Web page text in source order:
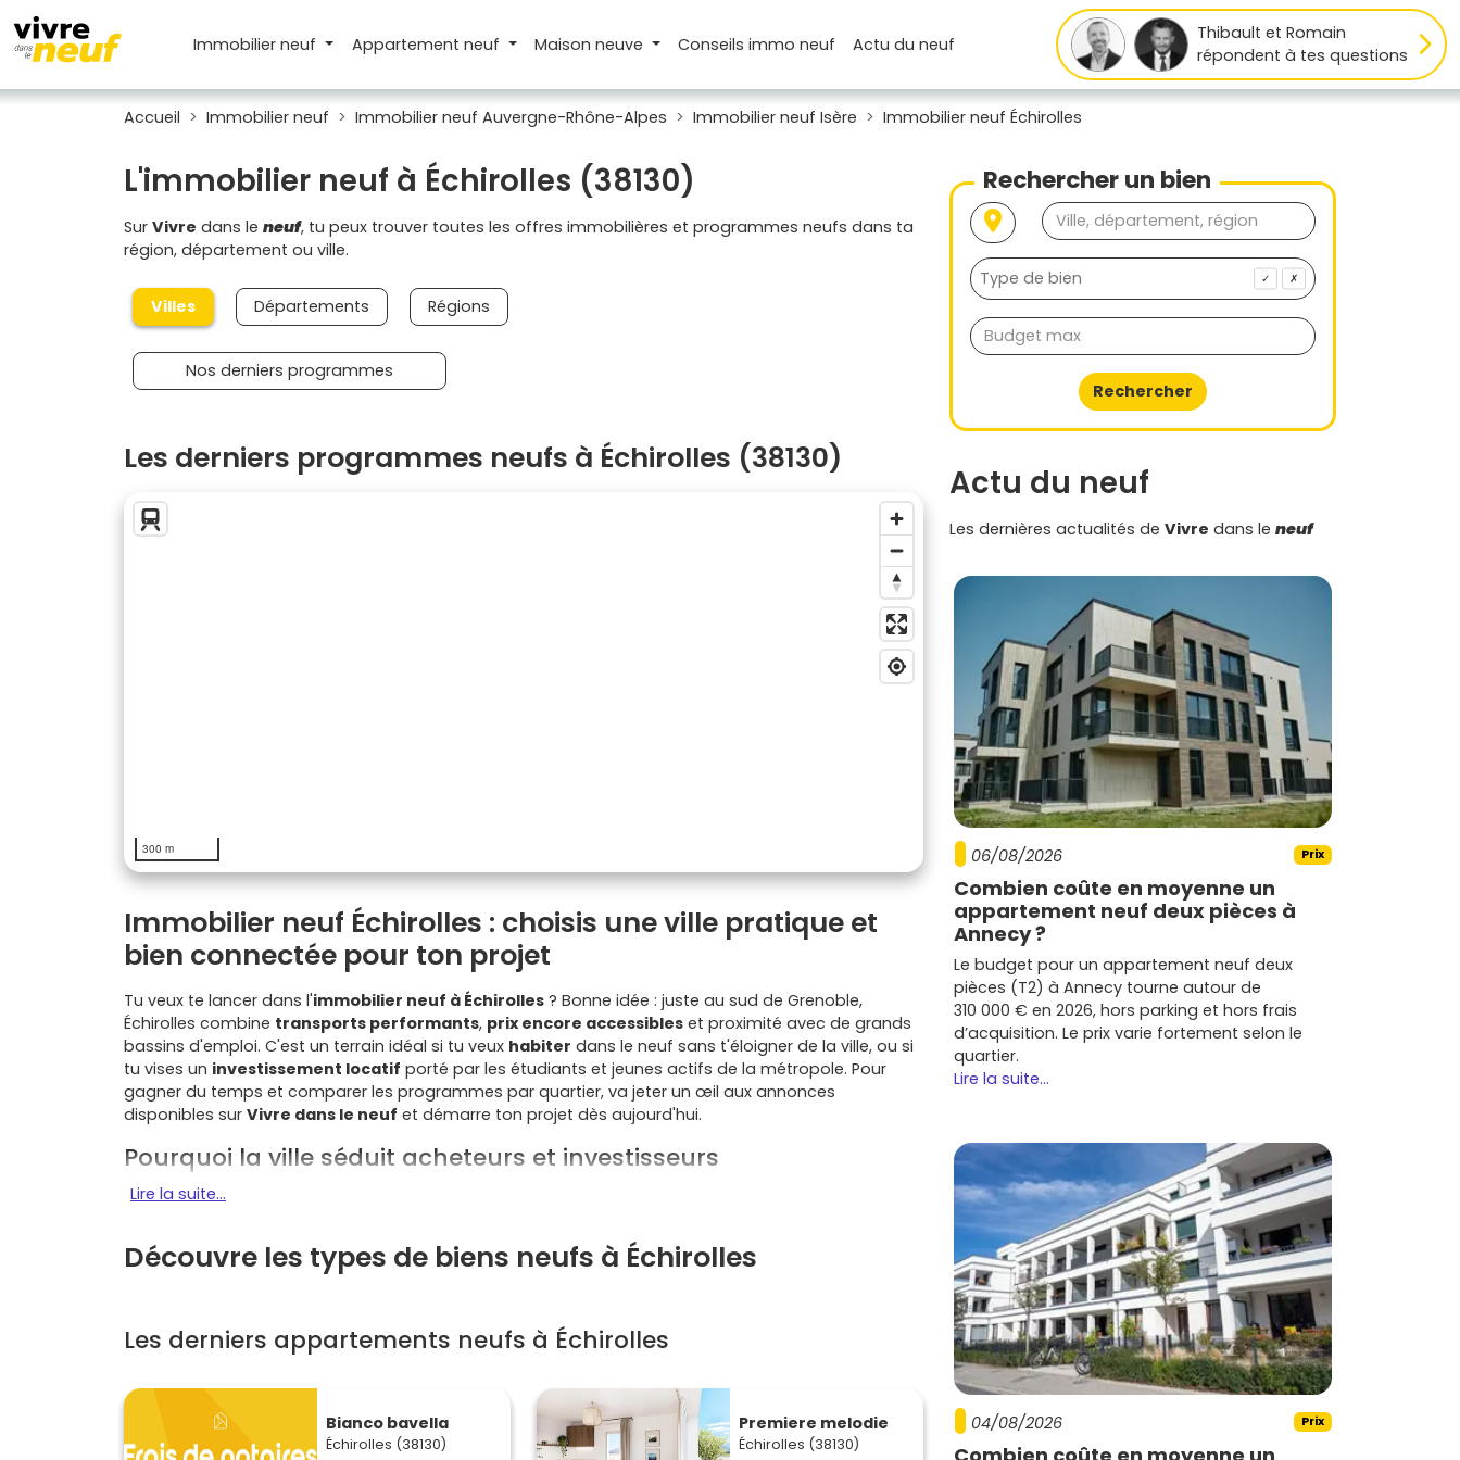
Immobilier neuf Appartement neuf Maison neuve Conseilsimmo neuf Actudu neuf
Thibault et Romain
répondent à tes questions
Accueil Immobilier neuf Immobilier neuf Auvergne-Rhône-Alpes Immobilier neuf Isère Immobilier neuf Échirolles
L'immobilier neuf à Échirolles (38130)
Sur Vivre dans le neuf, tu peux trouver toutes les offres immobilières et programmes neufs dans ta
région, département ou ville.
Villes Départements Régions
Nos derniers programmes
Les derniers programmes neufs à Échirolles (38130)
300 m
Immobilier neuf Échirolles : choisis une ville pratique et
bien connectée pour ton projet
Tu veux te lancer dans l'immobilier neuf à Échirolles ? Bonne idée : juste au sud de Grenoble,
Échirolles combine transports performants, prix encore accessibles et proximité avec de grands
bassins d'emploi. C'est un terrain idéal si tu veux habiter dans le neuf sans t'éloigner de la ville, ou si
tu vises un investissement locatif porté par les étudiants et jeunes actifs de la métropole. Pour
gagner du temps et comparer les programmes par quartier, va jeter un œil aux annonces
disponibles sur Vivre dans le neuf et démarre ton projet dès aujourd'hui.
Pourquoi la ville séduit acheteurs et investisseurs
Dynamique économique grenobloise
ainsi que des grands employeurs de la vallée (STMicroelectronics, Schneider Electric…). C'est un vrai
moteur pour lastabilité de la demande.
d'Échirollesrelie Grenoble et le sillon alpin, et larocade sud te connecte aux axes A480/N87. Pour la
vie quotidienne et les locataires, c'est un atout solide.
Qualité de vie: entre laFrange verte
, les parcs, les équipements sportifs et culturels, tu profites
d'un cadre de vie agréable avec des commerces (Comboire, Grand'Place à proximité) et des
services complets.
Lire la suite...
Découvre les types de biens neufs à Échirolles
Les derniers appartements neufs à Échirolles
Bianco bavella
Échirolles (38130)
Premiere melodie
Échirolles (38130)
Rechercher un bien
✓ ✗
Rechercher
Actu du neuf
Les dernières actualités de Vivre dans le neuf
06/08/2026 Prix
Combien coûte en moyenne un
appartement neuf deux pièces à
Annecy ?
Le budget pour un appartement neuf deux
pièces (T2) à Annecy tourne autour de
310 000 € en 2026, hors parking et hors frais
d’acquisition. Le prix varie fortement selon le
quartier.
Lire la suite...
04/08/2026 Prix